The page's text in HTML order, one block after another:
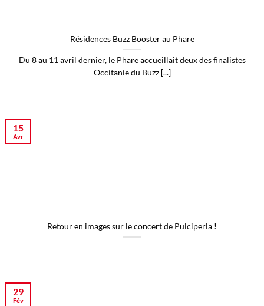
Résidences Buzz Booster au Phare
Du 8 au 11 avril dernier, le Phare accueillait deux des finalistes
Occitanie du Buzz [...]
Retour en images sur le concert de Pulciperla !
15
Avr
29
Fév